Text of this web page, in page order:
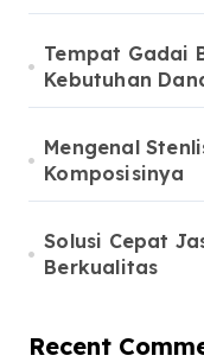
Tempat Gadai
Kebutuhan
Mengenal
Komposisinya
Solusi Cepat
Berkualitas
Recent